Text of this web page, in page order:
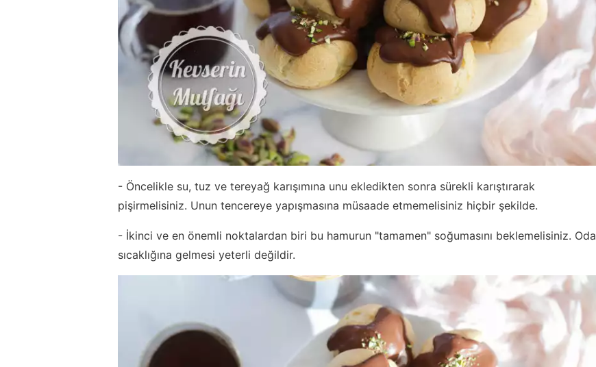
- Öncelikle su, tuz ve tereyağ karışımına unu ekledikten sonra sürekli karıştırarak
pişirmelisiniz. Unun tencereye yapışmasına müsaade etmemelisiniz hiçbir şekilde.
- İkinci ve en önemli noktalardan biri bu hamurun "tamamen" soğumasını beklemelisiniz. Oda
sıcaklığına gelmesi yeterli değildir.